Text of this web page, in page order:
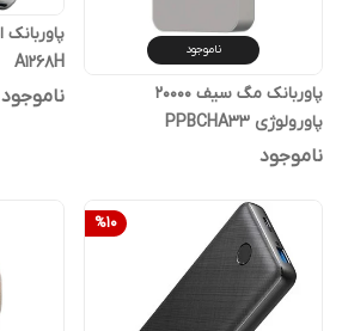
ناموجود
پاوربانک مگ سیف 20000
پاورولوژی PPBCHA33
ناموجود
A1268H
ناموجود
%10